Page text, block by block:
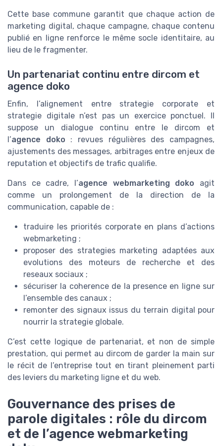
Cette base commune garantit que chaque action de
marketing digital, chaque campagne, chaque contenu
publié en ligne renforce le même socle identitaire, au
lieu de le fragmenter.
Un partenariat continu entre dircom et
agence doko
Enfin, l’alignement entre strategie corporate et
strategie digitale n’est pas un exercice ponctuel. Il
suppose un dialogue continu entre le dircom et
l’agence doko : revues régulières des campagnes,
ajustements des messages, arbitrages entre enjeux de
reputation et objectifs de trafic qualifie.
Dans ce cadre, l’agence webmarketing doko agit
comme un prolongement de la direction de la
communication, capable de :
traduire les priorités corporate en plans d’actions
webmarketing ;
proposer des strategies marketing adaptées aux
evolutions des moteurs de recherche et des
reseaux sociaux ;
sécuriser la coherence de la presence en ligne sur
l’ensemble des canaux ;
remonter des signaux issus du terrain digital pour
nourrir la strategie globale.
C’est cette logique de partenariat, et non de simple
prestation, qui permet au dircom de garder la main sur
le récit de l’entreprise tout en tirant pleinement parti
des leviers du marketing ligne et du web.
Gouvernance des prises de
parole digitales : rôle du dircom
et de l’agence webmarketing